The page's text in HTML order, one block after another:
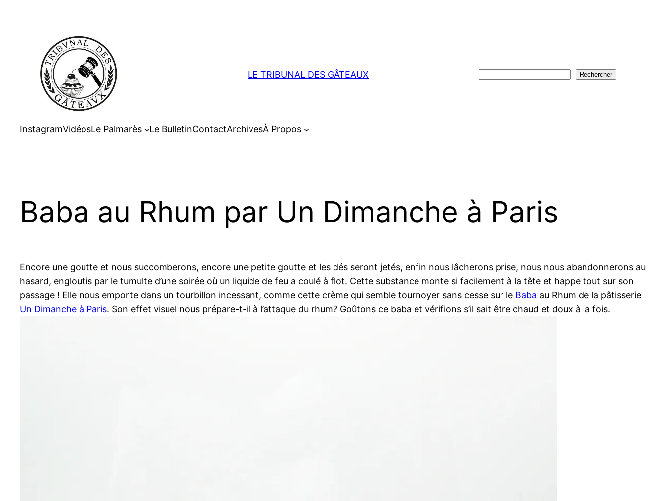
LE TRIBUNAL DES GÂTEAUX Rechercher
InstagramVidéosLe Palmarès Le BulletinContactArchivesÀ Propos
Baba au Rhum par Un Dimanche à Paris
Encore une goutte et nous succomberons, encore une petite goutte et les dés seront jetés, enfin nous lâcherons prise, nous nous abandonnerons au
hasard, engloutis par le tumulte d’une soirée où un liquide de feu a coulé à flot. Cette substance monte si facilement à la tête et happe tout sur son
passage ! Elle nous emporte dans un tourbillon incessant, comme cette crème qui semble tournoyer sans cesse sur le Baba au Rhum de la pâtisserie
Un Dimanche à Paris. Son effet visuel nous prépare-t-il à l’attaque du rhum? Goûtons ce baba et vérifions s’il sait être chaud et doux à la fois.